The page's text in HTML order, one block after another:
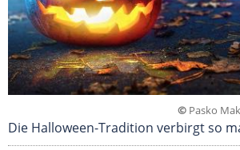
© Pasko
Die Halloween-Tradition verbirgt so